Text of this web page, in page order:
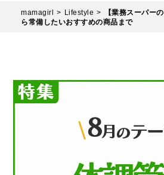
mamagirl Lifestyle
【業務スーパー
ら常備したいおすすめの商品まで